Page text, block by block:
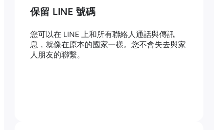
保留 LINE 號碼
您可以在 LINE 上和所有聯絡人通話與傳訊
息，就像在原本的國家一樣。您不會失去與家
人朋友的聯繫。